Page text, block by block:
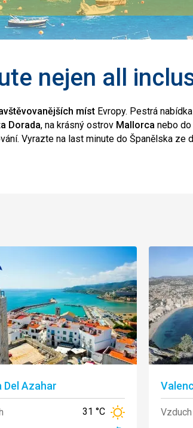
nejen all
míst Evropy. Pestrá
Dorada, na krásný ostrov Mallorca nebo
Vyrazte na last minute do Španělska ze
Del Azahar
31 °C
Vzduch